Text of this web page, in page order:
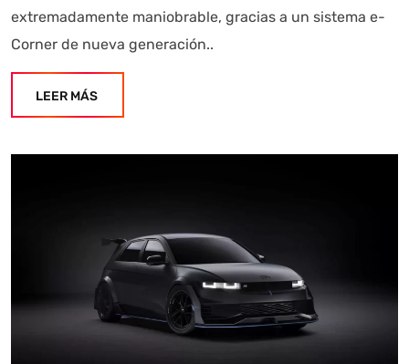
extremadamente maniobrable, gracias a un sistema e-
Corner de nueva generación..
LEER MÁS